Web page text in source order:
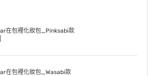
在包裡化妝包_Pinksabi款
在包裡化妝包_Wasabi款